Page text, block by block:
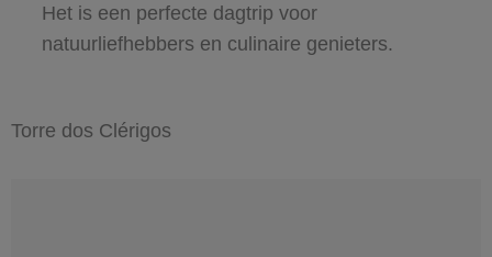
Het is een perfecte dagtrip voor
natuurliefhebbers en culinaire genieters.
Torre dos Clérigos